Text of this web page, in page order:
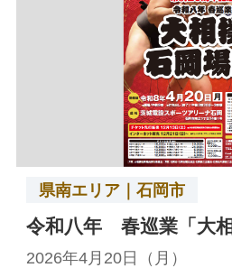
県南エリア｜石岡市
令和八年 春巡業「大
2026年4月20日（月）